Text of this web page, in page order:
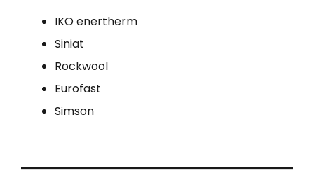
IKO enertherm
Siniat
Rockwool
Eurofast
Simson